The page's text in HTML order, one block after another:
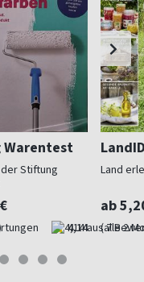
Stiftung
4,14
Land
ab
(alle 2